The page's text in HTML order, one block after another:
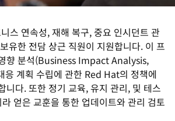
스 연속성, 재해 복구, 중요 인시던트 관
유한 전담 상근 직원이 지원합니다. 이 프
향 분석(Business Impact Analysis,
응 계획 수립에 관한 Red Hat의 정책에
니다. 또한 정기 교육, 유지 관리, 및 테스
얻은 교훈을 통한 업데이트와 관리 검토